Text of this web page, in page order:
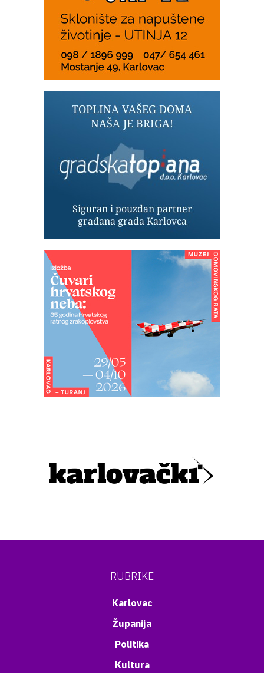
RUBRIKE
Karlovac
Županija
Politika
Kultura